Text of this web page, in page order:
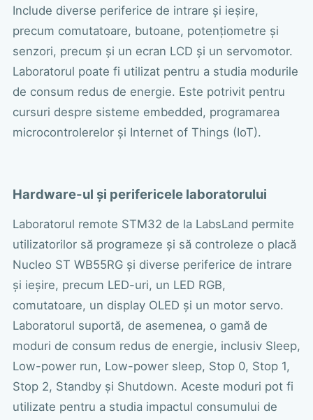
Include diverse periferice de intrare și ieșire,
precum comutatoare, butoane, potențiometre și
senzori, precum și un ecran LCD și un servomotor.
Laboratorul poate fi utilizat pentru a studia modurile
de consum redus de energie. Este potrivit pentru
cursuri despre sisteme embedded, programarea
microcontrolerelor și Internet of Things (IoT).
Hardware-ul și perifericele laboratorului
Laboratorul remote STM32 de la LabsLand permite
utilizatorilor să programeze și să controleze o placă
Nucleo ST WB55RG și diverse periferice de intrare
și ieșire, precum LED-uri, un LED RGB,
comutatoare, un display OLED și un motor servo.
Laboratorul suportă, de asemenea, o gamă de
moduri de consum redus de energie, inclusiv Sleep,
Low-power run, Low-power sleep, Stop 0, Stop 1,
Stop 2, Standby și Shutdown. Aceste moduri pot fi
utilizate pentru a studia impactul consumului de